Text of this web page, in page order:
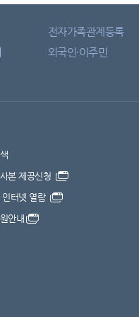
전자가족관계등록
외국인·이주민
본 제공신청
인터넷 열람
안내